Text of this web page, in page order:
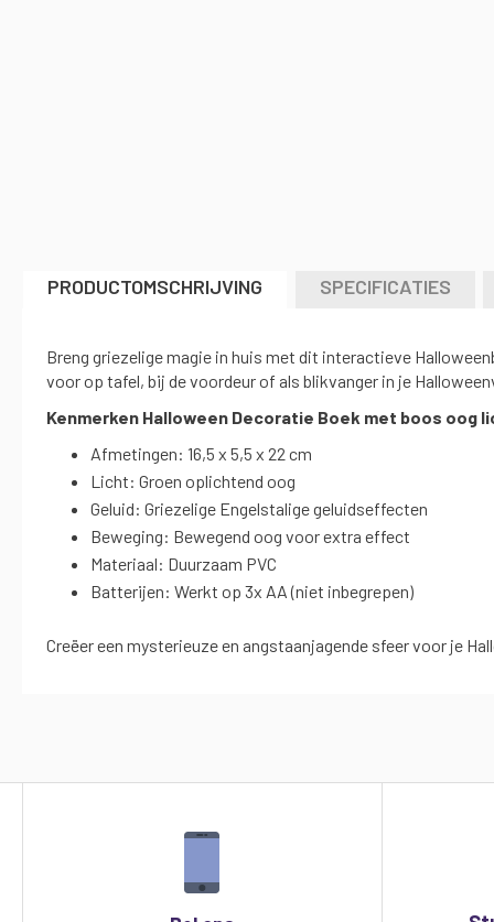
PRODUCTOMSCHRIJVING
Breng griezelige magie in huis met dit interactieve
voor op tafel, bij de voordeur of als blikvanger in je
Kenmerken Halloween Decoratie Boek met boos oog
Afmetingen: 16,5 x 5,5 x 22 cm
Licht: Groen oplichtend oog
Geluid: Griezelige Engelstalige geluidseffecten
Beweging: Bewegend oog voor extra effect
Materiaal: Duurzaam PVC
Batterijen: Werkt op 3x AA (niet inbegrepen)
Creëer een mysterieuze en angstaanjagende sfeer voor je
SPECIFICATIES